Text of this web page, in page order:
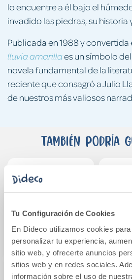
Tu Configuración de Cookies
En Dideco utilizamos cookies
personalizar tu experiencia,
sitio web, y ofrecerte anuncios
sitios web y en redes sociales.
información sobre el uso de
lo encuentre a él bajo el
invadido las piedras, su historia
Publicada en 1988 y convertida
lluvia amarillaes un símbolo
novela fundamental de la
reciente que consagró a Julio
de nuestros más valiosos
También podría